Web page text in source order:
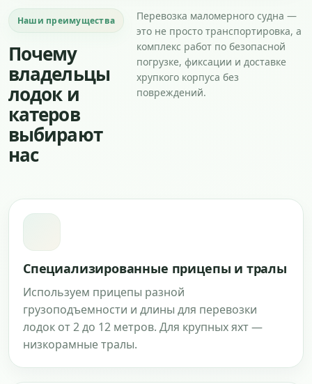
Наши преимущества
Почему
владельцы
лодок и
катеров
выбирают
нас
Перевозка маломерного судна —
это не просто транспортировка, а
комплекс работ по безопасной
погрузке, фиксации и доставке
хрупкого корпуса без
повреждений.
Специализированные прицепы и тралы
Используем прицепы разной
грузоподъемности и длины для перевозки
лодок от 2 до 12 метров. Для крупных яхт —
низкорамные тралы.